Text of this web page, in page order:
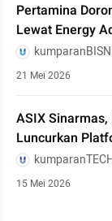
Pertamina
Lewat Energy
21 Mei 2026
ASIX
Luncurkan
15 Mei 2026